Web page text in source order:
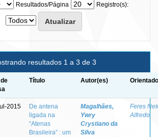
Resultados/Página
Registro(s):
resultados 1 a 3 de 3
Título Autor(es)
2015
De antena
ligada na
“Atenas
Brasileira” : um
Magalhães,
Ywry
Crystiano da
Silva
Feres
Alfredo